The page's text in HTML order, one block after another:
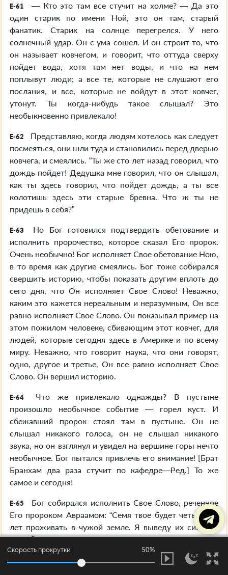
E-61
— Кто это там все стучит на холме? — Да это
один старик по имени Ной, это он там, старый
фанатик. Старик на солнце перегрелся. У него
солнечный удар. Он с ума сошел. И он строит то, что
он называет ковчегом, и говорит, что оттуда сверху
пойдет вода, хотя там нет воды, и что на нем
поплывут люди; а все те, которые не слушают его
послания, и все, которые не войдут в этот ковчег,
утонут. Ты когда-нибудь такое слышал? Это
необыкновенно привлекало!
E-62
Представляю, когда людям хотелось как следует
посмеяться, они шли туда и становились перед дверью
ковчега, и смеялись. “Ты же сто лет назад говорил, что
дождь пойдет! Дедушка мне говорил, что он слышал,
как ты здесь говорил, что пойдет дождь, а ты все
колотишь здесь эти старые бревна. Что ж ты не
придешь в себя?”
E-63
Но Бог готовился подтвердить обетование и
исполнить пророчество, которое сказал Его пророк.
Очень необычно! Бог исполняет Свое обетование Ною,
в то время как другие смеялись. Бог тоже собирался
свершить историю, чтобы показать другим вплоть до
сего дня, что Он исполняет Свое Слово! Неважно,
каким это кажется нереальным и неразумным, Он все
равно исполняет Свое Слово. Он показывал пример на
этом пожилом человеке, сбивающим этот ковчег, для
людей, которые сегодня здесь в Америке и по всему
миру. Неважно, что говорит наука, что они говорят,
одно, другое и третье, Он все равно исполняет Свое
Слово. Он вершил историю.
E-64
Что же привлекало однажды? В пустыне
произошло необычное событие — горел куст. И
сбежавший пророк стоял там в пустыне. Он не
слышал никакого голоса, он не слышал никакого
звука, но он взглянул и увидел на вершине горы нечто
необычное. Бог пытался привлечь его внимание! [Брат
Бранхам два раза стучит по кафедре—Ред.] То же
самое и сегодня!
E-65
Бог собирался исполнить Свое Слово, реченное
Его пророком Авраамом: “Семя твое будет четыреста
лет проживать в чужой земле. Я выведу их сильной
рукой”.
E-66 И Он подготавливал человека для этого дела, как
Скорость прокрутки 50%